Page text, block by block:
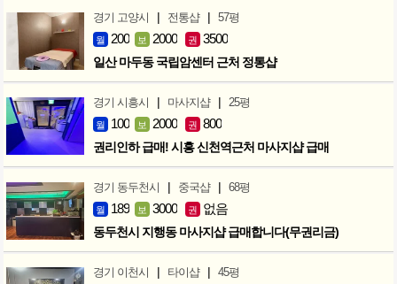
경기 고양시 | 전통샵 | 57평
월 200 보 2000 권 3500
일산 마두동 국립암센터 근처 정통샵
경기 시흥시 | 마사지샵 | 25평
월 100 보 2000 권 800
권리인하 급매! 시흥 신천역근처 마사지샵 급매
경기 동두천시 | 중국샵 | 68평
월 189 보 3000 권 없음
동두천시 지행동 마사지샵 급매합니다(무권리금)
경기 이천시 | 타이샵 | 45평